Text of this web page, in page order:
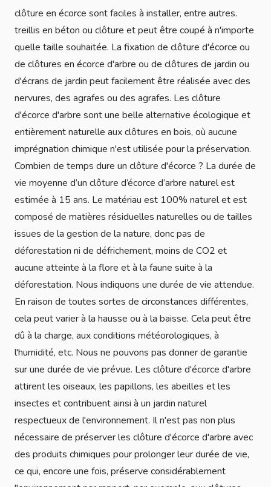
clôture en écorce sont faciles à installer, entre autres.
treillis en béton ou clôture et peut être coupé à n'importe
quelle taille souhaitée. La fixation de clôture d'écorce ou
de clôtures en écorce d'arbre ou de clôtures de jardin ou
d'écrans de jardin peut facilement être réalisée avec des
nervures, des agrafes ou des agrafes. Les clôture
d'écorce d'arbre sont une belle alternative écologique et
entièrement naturelle aux clôtures en bois, où aucune
imprégnation chimique n'est utilisée pour la préservation.
Combien de temps dure un clôture d'écorce ? La durée de
vie moyenne d’un clôture d’écorce d’arbre naturel est
estimée à 15 ans. Le matériau est 100% naturel et est
composé de matières résiduelles naturelles ou de tailles
issues de la gestion de la nature, donc pas de
déforestation ni de défrichement, moins de CO2 et
aucune atteinte à la flore et à la faune suite à la
déforestation. Nous indiquons une durée de vie attendue.
En raison de toutes sortes de circonstances différentes,
cela peut varier à la hausse ou à la baisse. Cela peut être
dû à la charge, aux conditions météorologiques, à
l'humidité, etc. Nous ne pouvons pas donner de garantie
sur une durée de vie prévue. Les clôture d'écorce d'arbre
attirent les oiseaux, les papillons, les abeilles et les
insectes et contribuent ainsi à un jardin naturel
respectueux de l'environnement. Il n'est pas non plus
nécessaire de préserver les clôture d'écorce d'arbre avec
des produits chimiques pour prolonger leur durée de vie,
ce qui, encore une fois, préserve considérablement